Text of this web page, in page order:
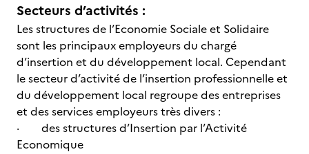
Secteurs d’activités :
Les structures de l’Economie Sociale et Solidaire
sont les principaux employeurs du chargé
d’insertion et du développement local. Cependant
le secteur d’activité de l’insertion professionnelle et
du développement local regroupe des entreprises
et des services employeurs très divers :
· des structures d’Insertion par l’Activité
Economique